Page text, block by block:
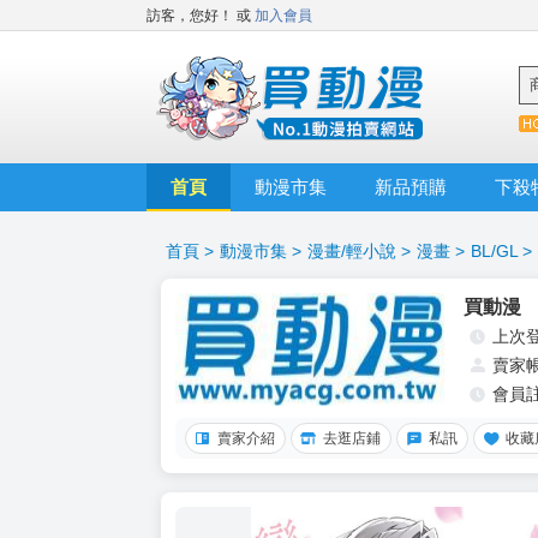
訪客，您好！ 或 加入會員
首頁 動漫市集 新品預購 下殺
首頁 > 動漫市集 > 漫畫/輕小說 > 漫畫 > BL/GL >
買動漫
上次
賣家
會員
賣家介紹 去逛店鋪 私訊 收藏